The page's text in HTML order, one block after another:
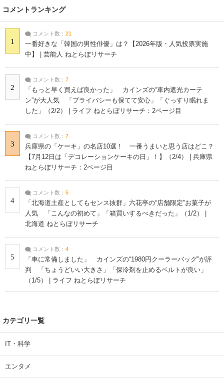
コメントランキング
1
コメント数： 21
一番好きな「韓国の男性俳優」は？【2026年版・人気投票実施
中】 | 芸能人 ねとらぼリサーチ
2
コメント数： 7
「もっと早く買えば良かった」 カインズの“車内遮光カーテ
ン”が大人気 「プライバシーも保てて安心」「ぐっすり眠れま
した」（2/2） | ライフ ねとらぼリサーチ：2ページ目
3
コメント数： 7
兵庫県の「ケーキ」の名店10選！ 一番うまいと思う店はどこ？
【7月12日は「デコレーションケーキの日」！】（2/4） | 兵庫県
ねとらぼリサーチ：2ページ目
4
コメント数： 5
「北海道土産としてもセンス抜群」六花亭の“店舗限定”お菓子が
人気 「こんなの初めて」「箱買いするべきだった」（1/2） |
北海道 ねとらぼリサーチ
5
コメント数： 4
「車に常備しました」 カインズの“1980円クーラーバッグ”が評
判 「ちょうどいい大きさ」「保冷剤を止めるベルトが良い」
（1/5） | ライフ ねとらぼリサーチ
カテゴリ一覧
IT・科学
エンタメ